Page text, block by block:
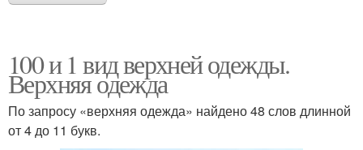
100 и 1 вид верхней одежды.
Верхняя одежда
По запросу «верхняя одежда» найдено 48 слов длинной
от 4 до 11 букв.